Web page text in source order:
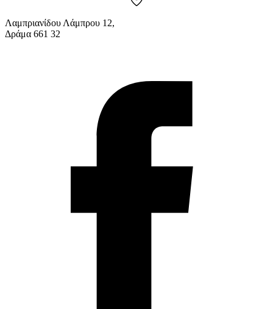
Λαμπριανίδου Λάμπρου 12,
Δράμα 661 32